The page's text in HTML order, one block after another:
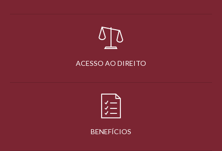
ACESSO AO DIREITO
BENEFÍCIOS